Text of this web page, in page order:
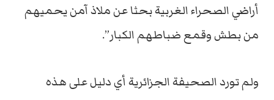
أراضي الصحراء الغربية بحثا عن ملاذ آمن يحميهم
من بطش وقمع ضباطهم الكبار”.
ولم تورد الصحيفة الجزائرية أي دليل على هذه